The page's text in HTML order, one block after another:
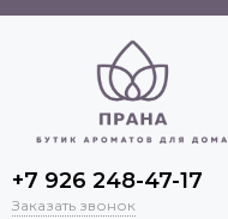
+7 926 248-47-17
Заказать звонок